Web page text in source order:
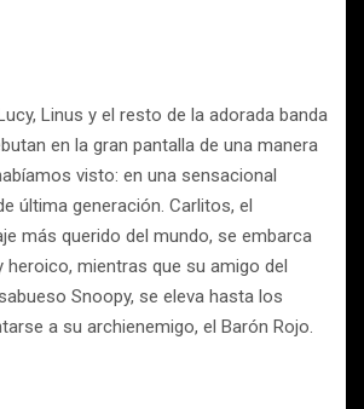
Linus y el resto de la adorada banda
en la gran pantalla de una manera
visto: en una sensacional
última generación. Carlitos, el
más querido del mundo, se embarca
heroico, mientras que su amigo del
Snoopy, se eleva hasta los
a su archienemigo, el Barón Rojo.